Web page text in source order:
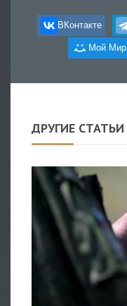
ВКонтакте
Мой Мир
ДРУГИЕ СТАТЬИ